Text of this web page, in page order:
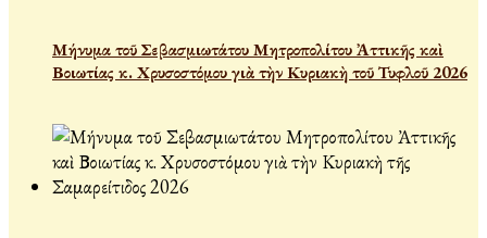
Μήνυμα τοῦ Σεβασμιωτάτου Μητροπολίτου Ἀττικῆς καὶ
Βοιωτίας κ. Χρυσοστόμου γιὰ τὴν Κυριακὴ τοῦ Τυφλοῦ 2026